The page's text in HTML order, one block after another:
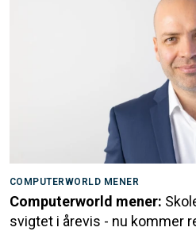
COMPUTERWORLD MENER
Computerworld mener:
svigtet i årevis - nu kommer